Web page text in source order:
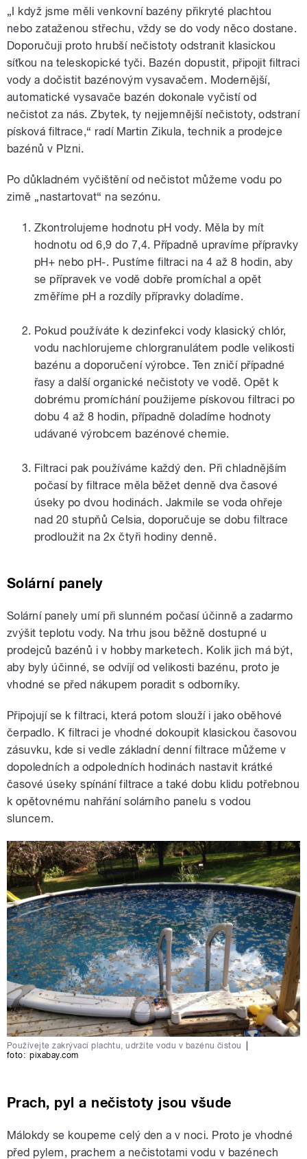
„I když jsme měli venkovní bazény přikryté plachtou
nebo zataženou střechu, vždy se do vody něco dostane.
Doporučuji proto hrubší nečistoty odstranit klasickou
síťkou na teleskopické tyči. Bazén dopustit, připojit filtraci
vody a dočistit bazénovým vysavačem. Modernější,
automatické vysavače bazén dokonale vyčistí od
nečistot za nás. Zbytek, ty nejjemnější nečistoty, odstraní
písková filtrace,“ radí Martin Zikula, technik a prodejce
bazénů v Plzni.
Po důkladném vyčištění od nečistot můžeme vodu po
zimě „nastartovat“ na sezónu.
Zkontrolujeme hodnotu pH vody. Měla by mít
hodnotu od 6,9 do 7,4. Případně upravíme přípravky
pH+ nebo pH-. Pustíme filtraci na 4 až 8 hodin, aby
se přípravek ve vodě dobře promíchal a opět
změříme pH a rozdíly přípravky doladíme.
Pokud používáte k dezinfekci vody klasický chlór,
vodu nachlorujeme chlorgranulátem podle velikosti
bazénu a doporučení výrobce. Ten zničí případné
řasy a další organické nečistoty ve vodě. Opět k
dobrému promíchání použijeme pískovou filtraci po
dobu 4 až 8 hodin, případně doladíme hodnoty
udávané výrobcem bazénové chemie.
Filtraci pak používáme každý den. Při chladnějším
počasí by filtrace měla běžet denně dva časové
úseky po dvou hodinách. Jakmile se voda ohřeje
nad 20 stupňů Celsia, doporučuje se dobu filtrace
prodloužit na 2x čtyři hodiny denně.
Solární panely
Solární panely umí při slunném počasí účinně a zadarmo
zvýšit teplotu vody. Na trhu jsou běžně dostupné u
prodejců bazénů i v hobby marketech. Kolik jich má být,
aby byly účinné, se odvíjí od velikosti bazénu, proto je
vhodné se před nákupem poradit s odborníky.
Připojují se k filtraci, která potom slouží i jako oběhové
čerpadlo. K filtraci je vhodné dokoupit klasickou časovou
zásuvku, kde si vedle základní denní filtrace můžeme v
dopoledních a odpoledních hodinách nastavit krátké
časové úseky spínání filtrace a také dobu klidu potřebnou
k opětovnému nahřání solárního panelu s vodou
sluncem.
Používejte zakrývací plachtu, udržíte vodu v bazénu čistou
foto: pixabay.com
Prach, pyl a nečistoty jsou všude
Málokdy se koupeme celý den a v noci. Proto je vhodné
před pylem, prachem a nečistotami vodu v bazénech